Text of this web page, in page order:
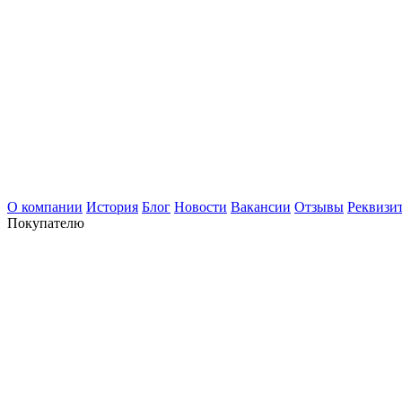
О компании История Блог Новости Вакансии Отзывы
Покупателю